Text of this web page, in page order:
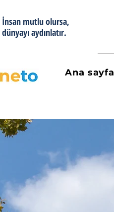
İnsan mutlu olursa,
dünyayı aydınlatır.
Ana sayfa